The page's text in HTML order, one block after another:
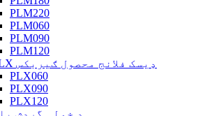
PLM220
PLM060
PLM090
PLM120
د PLX ډیسک فلانج محصول ګیربکس
PLX060
PLX090
PLX120
د خولی گردش